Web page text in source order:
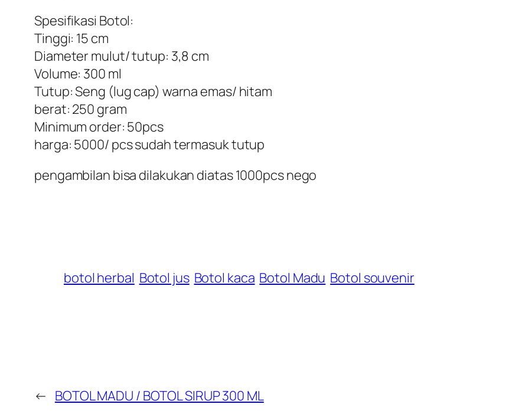
Spesifikasi Botol:
Tinggi: 15 cm
Diameter mulut/ tutup: 3,8 cm
Volume: 300 ml
Tutup: Seng (lug cap) warna emas/ hitam
berat: 250 gram
Minimum order: 50pcs
harga: 5000/ pcs sudah termasuk tutup
pengambilan bisa dilakukan diatas 1000pcs nego
botol herbal Botol jus Botol kaca Botol Madu Botol souvenir
← BOTOL MADU / BOTOL SIRUP 300 ML